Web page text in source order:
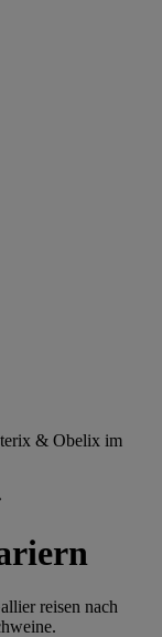
& Obelix im
reisen nach